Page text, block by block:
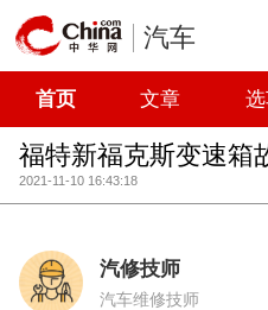
汽车
首页 文章
福特新福克斯变速箱
2021-11-10 16:43:18
汽修技师
汽车维修技师